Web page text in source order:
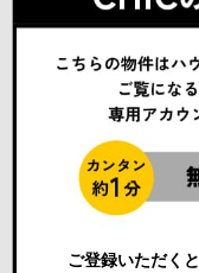
ご登録いただくと